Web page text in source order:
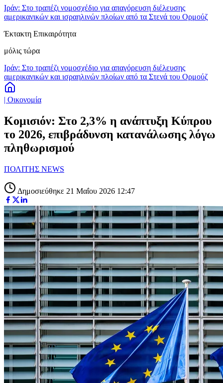
Ιράν: Στο τραπέζι νομοσχέδιο για απαγόρευση διέλευσης
αμερικανικών και ισραηλινών πλοίων από τα Στενά του Ορμούζ
Έκτακτη Επικαιρότητα
μόλις τώρα
Ιράν: Στο τραπέζι νομοσχέδιο για απαγόρευση διέλευσης
αμερικανικών και ισραηλινών πλοίων από τα Στενά του Ορμούζ
| Οικονομία
Κομισιόν: Στο 2,3% η ανάπτυξη Κύπρου
το 2026, επιβράδυνση κατανάλωσης λόγω
πληθωρισμού
ΠΟΛΙΤΗΣ NEWS
Δημοσιεύθηκε 21 Μαΐου 2026 12:47